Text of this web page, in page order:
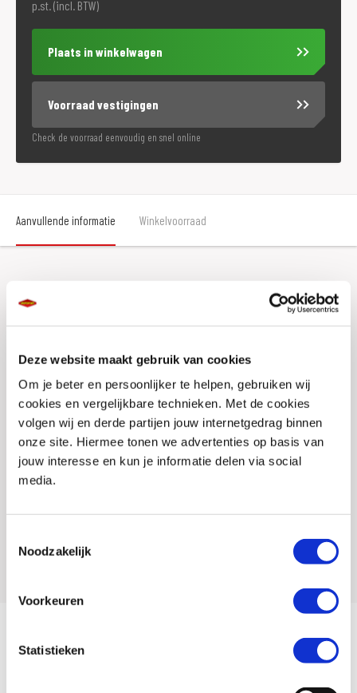
Deze website maakt gebruik van cookies
Om je beter en persoonlijker te helpen, gebruiken wij
cookies en vergelijkbare technieken. Met de cookies
volgen wij en derde partijen jouw internetgedrag binnen
onze site. Hiermee tonen we advertenties op basis van
jouw interesse en kun je informatie delen via social
media.
Noodzakelijk
Voorkeuren
Statistieken
p.st. (incl. BTW)
Plaats in winkelwagen
Voorraad vestigingen
Check de voorraad eenvoudig en snel online
Aanvullende informatie Winkelvoorraad
Merk
Dane
128283
EAN
8719451125942
Leveranciersnummer
Met de DANE PERFORMANCE onderkleding wordt elke motorrit een genot,
ongeacht het weertype. Een mix van polyestervezels, uit bamboe